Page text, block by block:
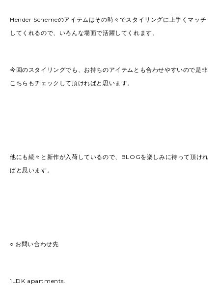
Hender Schemeのアイテムはその時々でスタイリングに上手くマッチ
してくれるので、いろんな場面で活躍してくれます。
今回のスタイリングでも、お持ちのアイテムとも合わせやすいので是非
こちらもチェックして頂ければと思います。
他にも続々と新作が入荷しているので、BLOGを楽しみに待って頂けれ
ばと思います。
○ お問い合わせ先
1LDK apartments.